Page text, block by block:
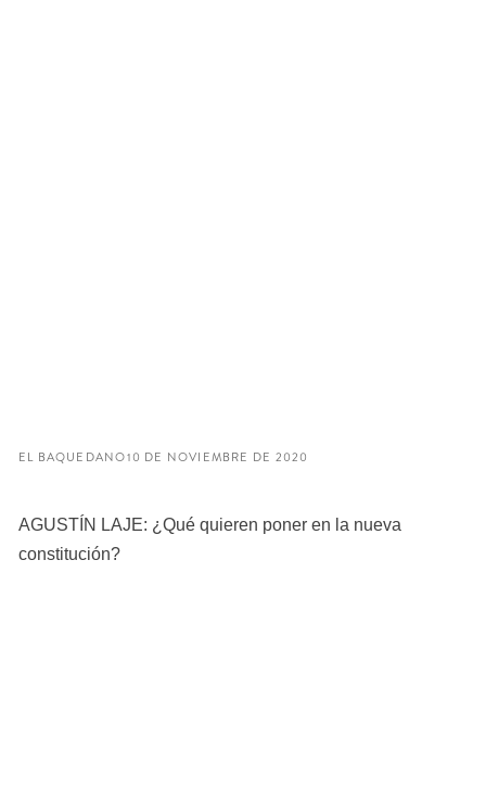
EL BAQUEDANO10 DE NOVIEMBRE DE 2020
AGUSTÍN LAJE: ¿Qué quieren poner en la nueva
constitución?